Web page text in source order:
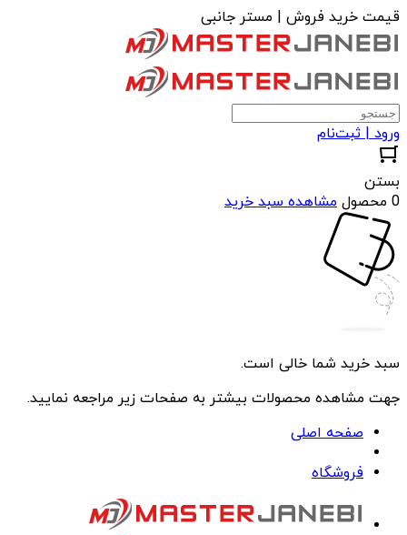
قیمت خرید فروش | مستر جانبی
ورود | ثبت‌نام
بستن
0 محصول
مشاهده سبد خرید
سبد خرید شما خالی است.
جهت مشاهده محصولات بیشتر به صفحات زیر مراجعه نمایید.
صفحه اصلی
فروشگاه